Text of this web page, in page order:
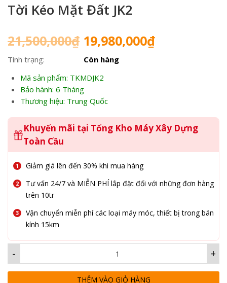
Tời Kéo Mặt Đất JK2
21,500,000₫ Giá
gốc
là:
21,500,000₫.
19,980,000₫Giá
Tình trạng:
Còn hàng
Mã sản phẩm: TKMDJK2
Bảo hành: 6 Tháng
Thương hiệu: Trung Quốc
Khuyến mãi tại Tổng Kho Máy Xây Dựng
Toàn Cầu
Giảm giá lên đến 30% khi mua hàng
Tư vấn 24/7 và MIỄN PHÍ lắp đặt đối với những đơn hàng
trên 10tr
Vận chuyển miễn phí các loại máy móc, thiết bị trong bán
kính 15km
+
-
THÊM VÀO GIỎ HÀNG